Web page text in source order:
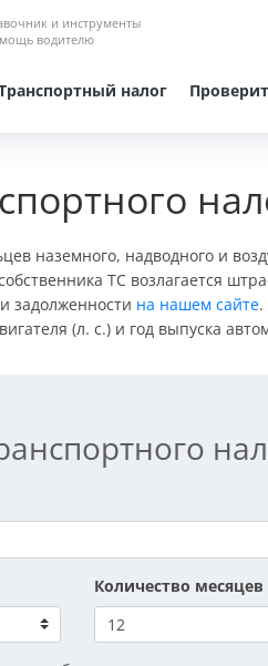
и инструменты
водителю
налог
наземного, надводного и
ТС возлагается
задолженности на нашем сайте
(л. с.) и год выпуска
Количество месяцев